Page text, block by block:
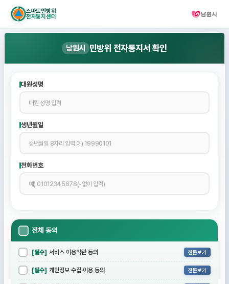
스마트민방위
전자통지센터
남원시 민방위 전자통지서 확인
대원성명
생년월일
전화번호
전체 동의
[필수] 서비스 이용약관 동의 전문보기
[필수] 개인정보 수집·이용 동의 전문보기